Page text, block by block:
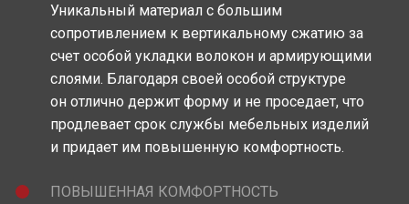
Уникальный материал c большим
сопротивлением к вертикальному сжатию за
счет особой укладки волокон и армирующими
слоями. Благодаря своей особой структуре
он отлично держит форму и не проседает, что
продлевает срок службы мебельных изделий
и придает им повышенную комфортность.
ПОВЫШЕННАЯ КОМФОРТНОСТЬ